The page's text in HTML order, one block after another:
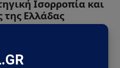
Ισορροπία και
της Ελλάδας